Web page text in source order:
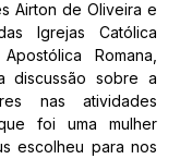
Airton de Oliveira e
Igrejas Católica
Romana,
discussão sobre a
nas atividades
foi uma mulher
escolheu para nos